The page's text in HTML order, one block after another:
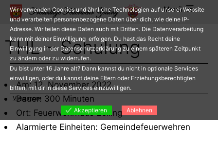
Zum
Inhalt
springen
Menü
THL – Schulung
Am: 12. November 2022
Dauer: 300 Minuten
Ort: Feuerwehrhaus Zolling
Alarmierte Einheiten: Gemeindefeuerwehren
Wir verwenden Cookies und ähnliche Technologien auf unserer Website
und verarbeiten personenbezogene Daten über dich, wie deine IP-
Adresse. Wir teilen diese Daten auch mit Dritten. Die Datenverarbeitung
kann mit deiner Einwilligung erfolgen. Du hast das Recht deine
Einwilligung in der Datenschutzerklärung zu einem späteren Zeitpunkt
zu ändern oder zu widerrufen.
Du bist unter 16 Jahre alt? Dann kannst du nicht in optionale Services
einwilligen, oder du kannst deine Eltern oder Erziehungsberechtigten
bitten, mit dir in diese Services einzuwilligen.
View more
Akzeptieren
Ablehnen